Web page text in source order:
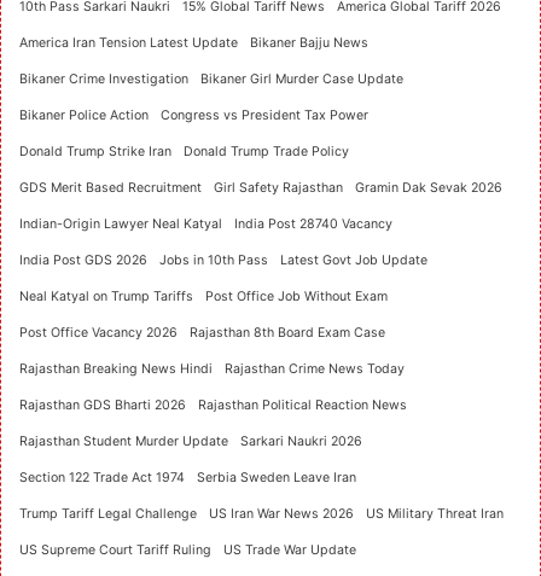
10th Pass Sarkari Naukri 15% Global Tariff News America Global Tariff 2026
America Iran Tension Latest Update Bikaner Bajju News
Bikaner Crime Investigation Bikaner Girl Murder Case Update
Bikaner Police Action Congress vs President Tax Power
Donald Trump Strike Iran Donald Trump Trade Policy
GDS Merit Based Recruitment Girl Safety Rajasthan Gramin Dak Sevak 2026
Indian-Origin Lawyer Neal Katyal India Post 28740 Vacancy
India Post GDS 2026 Jobs in 10th Pass Latest Govt Job Update
Neal Katyal on Trump Tariffs Post Office Job Without Exam
Post Office Vacancy 2026 Rajasthan 8th Board Exam Case
Rajasthan Breaking News Hindi Rajasthan Crime News Today
Rajasthan GDS Bharti 2026 Rajasthan Political Reaction News
Rajasthan Student Murder Update Sarkari Naukri 2026
Section 122 Trade Act 1974 Serbia Sweden Leave Iran
Trump Tariff Legal Challenge US Iran War News 2026 US Military Threat Iran
US Supreme Court Tariff Ruling US Trade War Update